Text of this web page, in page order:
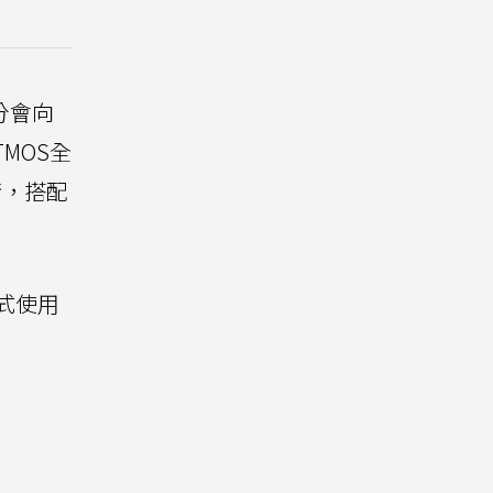
會向
全
搭配
使用